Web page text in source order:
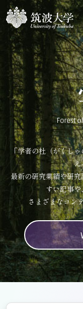
「学者の杜（がくし
え
最新の研究業績や研
すい記事
さまざまなコン